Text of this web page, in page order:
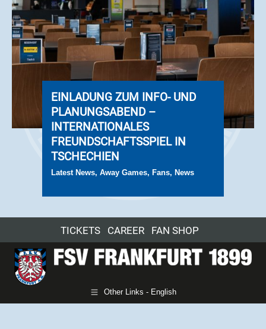
EINLADUNG ZUM INFO- UND
PLANUNGSABEND –
INTERNATIONALES
FREUNDSCHAFTSSPIEL IN
TSCHECHIEN
Latest News, Away Games, Fans, News
TICKETS CAREER FAN SHOP
Other Links - English